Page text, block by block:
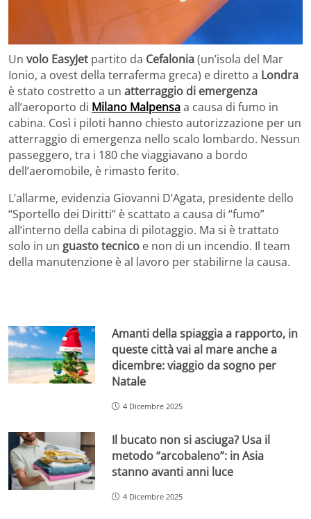
Un volo EasyJet partito da Cefalonia(un’isola del Mar
Ionio, a ovest della terraferma greca) e diretto a Londra
è stato costretto a un atterraggio di emergenza
all’aeroporto di Milano Malpensaa causa di fumo in
cabina. Così i piloti hanno chiesto autorizzazione per un
atterraggio di emergenza nello scalo lombardo. Nessun
passeggero, tra i 180 che viaggiavano a bordo
dell’aeromobile, è rimasto ferito.
L’allarme, evidenzia Giovanni D’Agata, presidente dello
“Sportello dei Diritti” è scattato a causa di “fumo”
all’interno della cabina di pilotaggio. Ma si è trattato
solo in un guasto tecnico e non di un incendio. Il team
della manutenzione è al lavoro per stabilirne la causa.
Amanti della spiaggia a rapporto, in
queste città vai al mare anche a
dicembre: viaggio da sogno per
Natale
4 Dicembre 2025
Il bucato non si asciuga? Usa il
metodo “arcobaleno”: in Asia
stanno avanti anni luce
4 Dicembre 2025